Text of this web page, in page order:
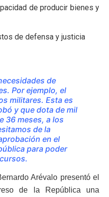
de producir bienes y
de defensa y justicia
de
Por ejemplo, el
militares. Esta es
y que dota de mil
36 meses, a los
de la
en el
para poder
Arévalo presentó el
de la República una